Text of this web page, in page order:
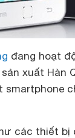
đang hoạt
xuất Hàn
các thiết bị